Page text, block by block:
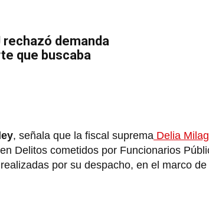
demanda
que buscaba
, señala que la fiscal suprema Delia
Delitos cometidos por Funcionarios
por su despacho, en el marco de